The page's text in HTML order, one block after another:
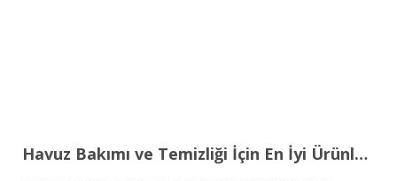
Havuz Bakımı ve Temizliği İçin En İyi Ürünler ve Malzemeler